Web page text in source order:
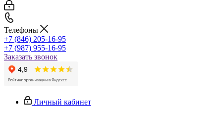
Телефоны
+7 (846) 205-16-95
+7 (987) 955-16-95
Заказать звонок
Личный кабинет